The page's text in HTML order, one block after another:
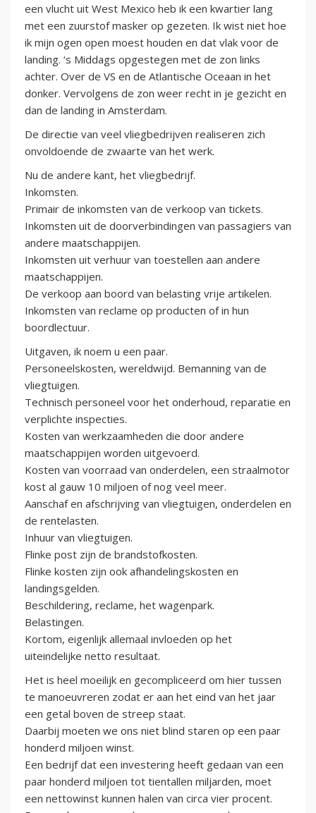
een vlucht uit West Mexico heb ik een kwartier lang
met een zuurstof masker op gezeten. Ik wist niet hoe
ik mijn ogen open moest houden en dat vlak voor de
landing. ‘s Middags opgestegen met de zon links
achter. Over de VS en de Atlantische Oceaan in het
donker. Vervolgens de zon weer recht in je gezicht en
dan de landing in Amsterdam.
De directie van veel vliegbedrijven realiseren zich
onvoldoende de zwaarte van het werk.
Nu de andere kant, het vliegbedrijf.
Inkomsten.
Primair de inkomsten van de verkoop van tickets.
Inkomsten uit de doorverbindingen van passagiers van
andere maatschappijen.
Inkomsten uit verhuur van toestellen aan andere
maatschappijen.
De verkoop aan boord van belasting vrije artikelen.
Inkomsten van reclame op producten of in hun
boordlectuur.
Uitgaven, ik noem u een paar.
Personeelskosten, wereldwijd. Bemanning van de
vliegtuigen.
Technisch personeel voor het onderhoud, reparatie en
verplichte inspecties.
Kosten van werkzaamheden die door andere
maatschappijen worden uitgevoerd.
Kosten van voorraad van onderdelen, een straalmotor
kost al gauw 10 miljoen of nog veel meer.
Aanschaf en afschrijving van vliegtuigen, onderdelen en
de rentelasten.
Inhuur van vliegtuigen.
Flinke post zijn de brandstofkosten.
Flinke kosten zijn ook afhandelingskosten en
landingsgelden.
Beschildering, reclame, het wagenpark.
Belastingen.
Kortom, eigenlijk allemaal invloeden op het
uiteindelijke netto resultaat.
Het is heel moeilijk en gecompliceerd om hier tussen
te manoeuvreren zodat er aan het eind van het jaar
een getal boven de streep staat.
Daarbij moeten we ons niet blind staren op een paar
honderd miljoen winst.
Een bedrijf dat een investering heeft gedaan van een
paar honderd miljoen tot tientallen miljarden, moet
een nettowinst kunnen halen van circa vier procent.